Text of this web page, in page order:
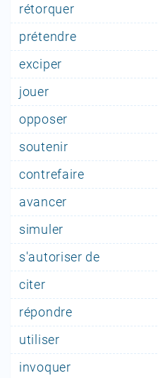
rétorquer
prétendre
exciper
jouer
opposer
soutenir
contrefaire
avancer
simuler
s'autoriser de
citer
répondre
utiliser
invoquer